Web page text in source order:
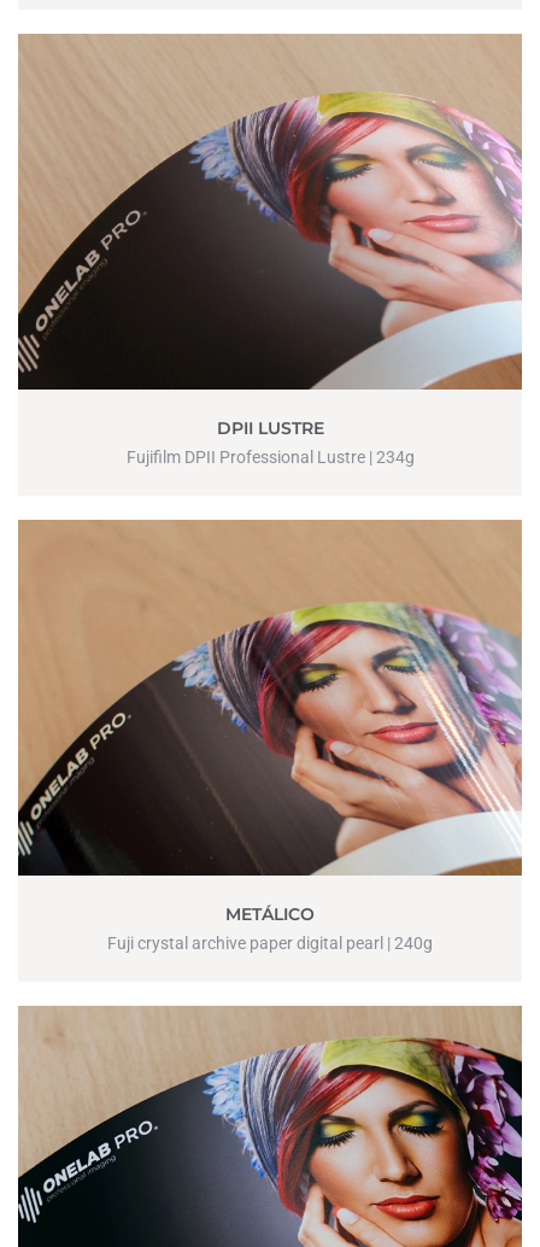
DPII LUSTRE
Fujifilm DPII Professional Lustre | 234g
METÁLICO
Fuji crystal archive paper digital pearl | 240g